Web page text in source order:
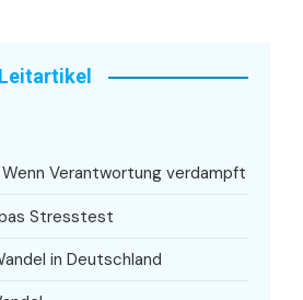
Verantwortung verdampft
Stresstest
in Deutschland